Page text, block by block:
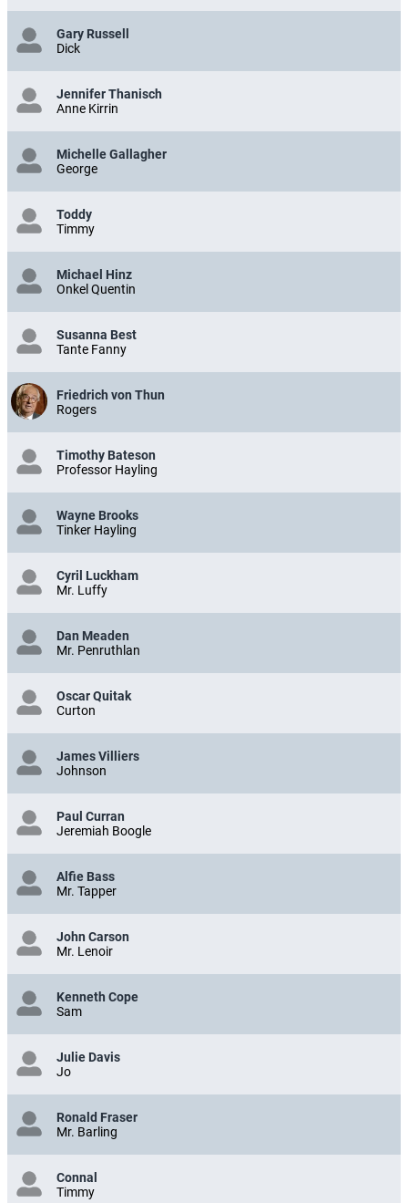
Gary Russell
Dick
Jennifer Thanisch
Anne Kirrin
Michelle Gallagher
George
Toddy
Timmy
Michael Hinz
Onkel Quentin
Susanna Best
Tante Fanny
Friedrich von Thun
Rogers
Timothy Bateson
Professor Hayling
Wayne Brooks
Tinker Hayling
Cyril Luckham
Mr. Luffy
Dan Meaden
Mr. Penruthlan
Oscar Quitak
Curton
James Villiers
Johnson
Paul Curran
Jeremiah Boogle
Alfie Bass
Mr. Tapper
John Carson
Mr. Lenoir
Kenneth Cope
Sam
Julie Davis
Jo
Ronald Fraser
Mr. Barling
Connal
Timmy